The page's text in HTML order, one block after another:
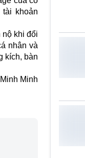
khoản
khi đổi
nhân và
kích, bàn
Minh Minh